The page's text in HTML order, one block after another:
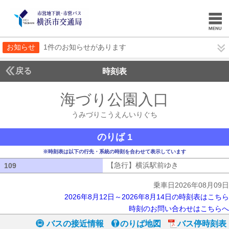
お知らせ 1件のお知らせがあります
戻る 時刻表
海づり公園入口
うみづりこうえんいりぐち
のりば 1
※時刻表は以下の行先・系統の時刻を合わせて表示しています
109 【急行】横浜駅前ゆき
乗車日2026年08月09日
2026年8月12日～2026年8月14日の時刻表はこちら
時刻のお問い合わせはこちらへ
バスの接近情報 のりば地図
バス停時刻表